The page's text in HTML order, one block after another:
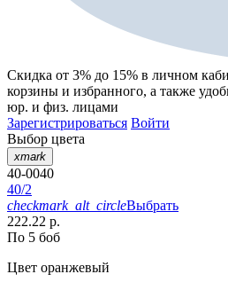
Скидка от 3% до 15% в личном
корзины и избранного, а также
юр. и физ. лицами
Зарегистрироваться Войти
Выбор цвета
xmark
40-0040
40/2
checkmark_alt_circleВыбрать
222.22 р.
По 5 боб
Цвет оранжевый